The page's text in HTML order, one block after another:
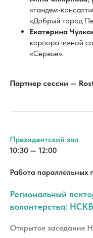
Партнер сессии —
10:30 — 12:00
волонтерства: НСКВ
Масштабные
инициативы происходят
местах» — в регионах
потребностями. Именно
развития